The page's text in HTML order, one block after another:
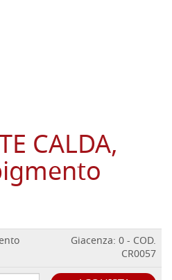
CALDA,
Giacenza: 0 - COD.
CR0057